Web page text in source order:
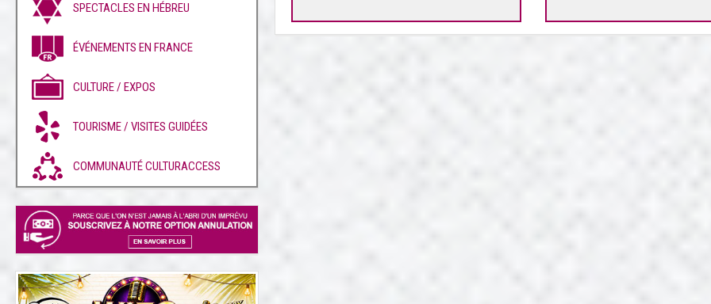
SPECTACLES EN HÉBREU
ÉVÉNEMENTS EN FRANCE
CULTURE / EXPOS
TOURISME / VISITES GUIDÉES
COMMUNAUTÉ CULTURACCESS